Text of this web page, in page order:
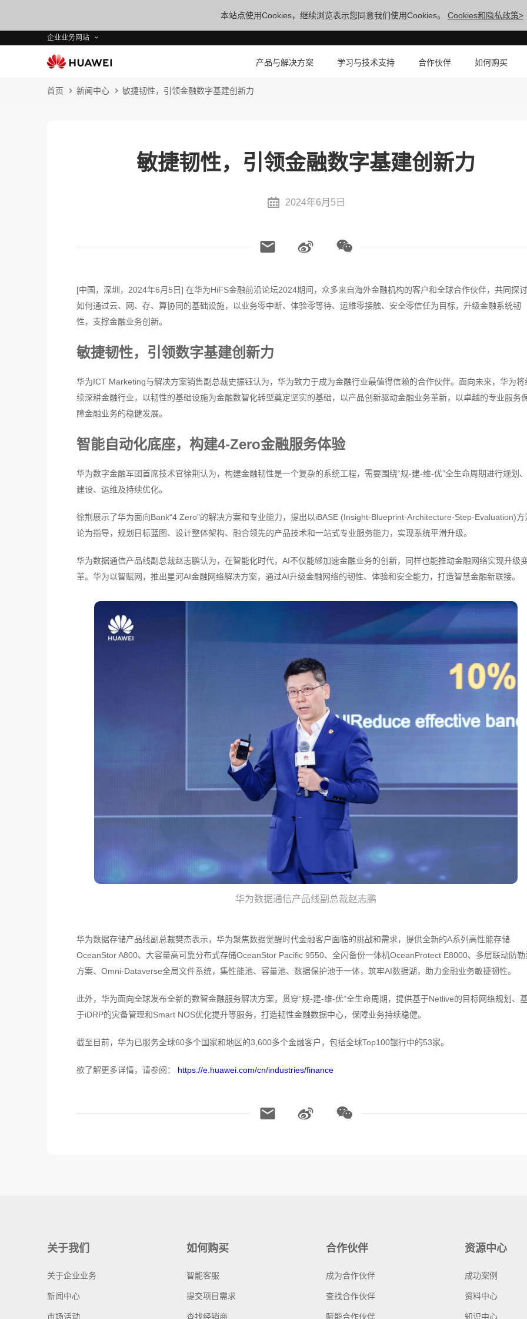
本站点使用Cookies，继续浏览表示您同意我们使用Cookies。 Cookies和隐私政策>
企业业务网站
产品与解决方案 学习与技术支持 合作伙伴 如何购买
首页 新闻中心 敏捷韧性，引领金融数字基建创新力
敏捷韧性，引领金融数字基建创新力
2024年6月5日
[中国，深圳，2024年6月5日] 在华为HiFS金融前沿论坛2024期间，众多来自海外金融机构的客户和全球合作伙伴，共同探讨
如何通过云、网、存、算协同的基础设施，以业务零中断、体验零等待、运维零接触、安全零信任为目标，升级金融系统韧
性，支撑金融业务创新。
敏捷韧性，引领数字基建创新力
华为ICT Marketing与解决方案销售副总裁史振钰认为，华为致力于成为金融行业最值得信赖的合作伙伴。面向未来，华为将
续深耕金融行业，以韧性的基础设施为金融数智化转型奠定坚实的基础，以产品创新驱动金融业务革新，以卓越的专业服务
障金融业务的稳健发展。
智能自动化底座，构建4-Zero金融服务体验
华为数字金融军团首席技术官徐荆认为，构建金融韧性是一个复杂的系统工程，需要围绕“规-建-维-优”全生命周期进行规划、
建设、运维及持续优化。
徐荆展示了华为面向Bank“4 Zero”的解决方案和专业能力，提出以iBASE (Insight-Blueprint-Architecture-Step-Evaluation)方
论为指导，规划目标蓝图、设计整体架构、融合领先的产品技术和一站式专业服务能力，实现系统平滑升级。
华为数据通信产品线副总裁赵志鹏认为，在智能化时代，AI不仅能够加速金融业务的创新，同样也能推动金融网络实现升级
革。华为以智赋网，推出星河AI金融网络解决方案，通过AI升级金融网络的韧性、体验和安全能力，打造智慧金融新联接。
华为数据通信产品线副总裁赵志鹏
华为数据存储产品线副总裁樊杰表示，华为聚焦数据觉醒时代金融客户面临的挑战和需求，提供全新的A系列高性能存储
OceanStor A800、大容量高可靠分布式存储OceanStor Pacific 9550、全闪备份一体机OceanProtect E8000、多层联动防勒
方案、Omni-Dataverse全局文件系统，集性能池、容量池、数据保护池于一体，筑牢AI数据湖，助力金融业务敏捷韧性。
此外，华为面向全球发布全新的数智金融服务解决方案，贯穿“规-建-维-优”全生命周期，提供基于Netlive的目标网络规划、
于iDRP的灾备管理和Smart NOS优化提升等服务，打造韧性金融数据中心，保障业务持续稳健。
截至目前，华为已服务全球60多个国家和地区的3,600多个金融客户，包括全球Top100银行中的53家。
欲了解更多详情，请参阅： https://e.huawei.com/cn/industries/finance
关于我们
关于企业业务
新闻中心
市场活动
如何购买
智能客服
提交项目需求
查找经销商
合作伙伴
成为合作伙伴
查找合作伙伴
赋能合作伙伴
资源中心
成功案例
资料中心
知识中心